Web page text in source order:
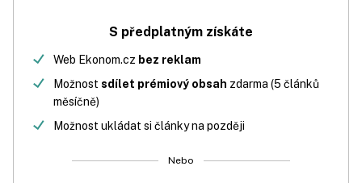
S předplatným získáte
Web Ekonom.cz bez reklam
Možnost sdílet prémiový obsah zdarma (5 článků
měsíčně)
Možnost ukládat si články na později
Nebo